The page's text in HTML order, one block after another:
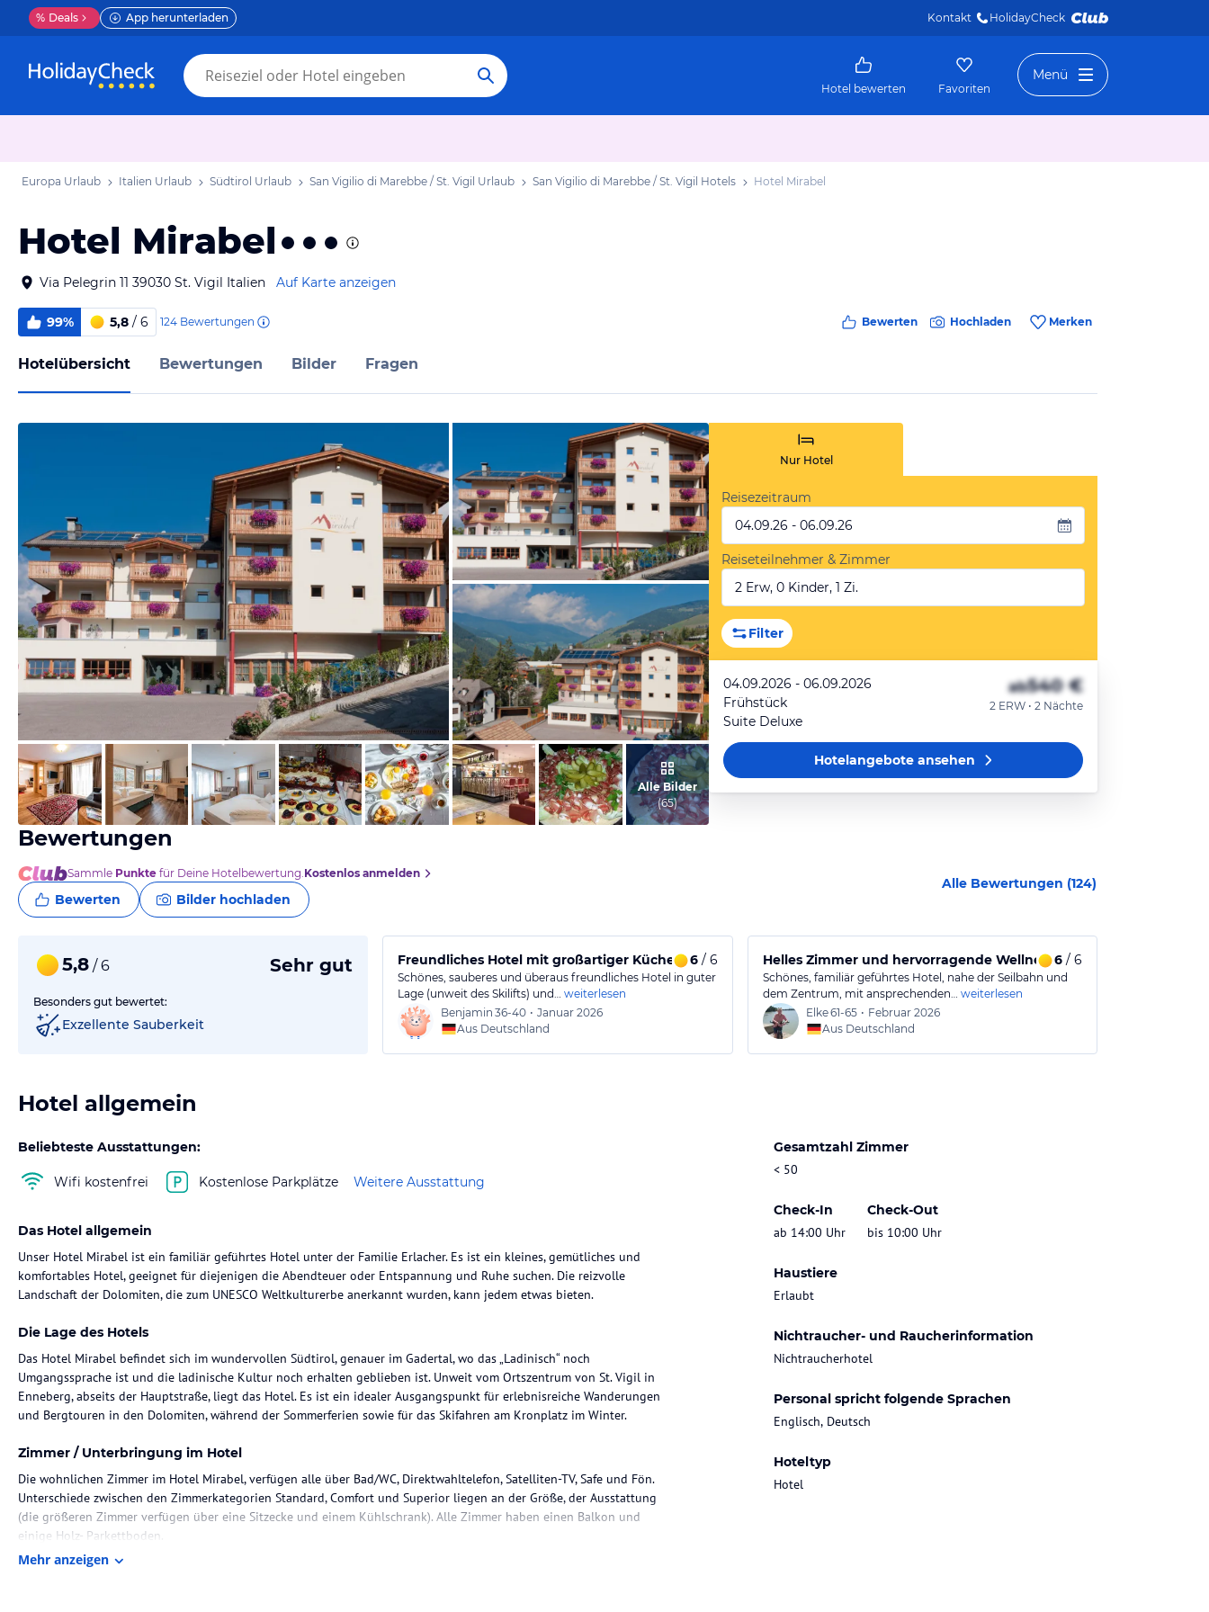
% Deals App herunterladen Kontakt HolidayCheck
Hotel bewerten Favoriten
Menü
Europa Urlaub Italien Urlaub Südtirol Urlaub San Vigilio di Marebbe / St. Vigil Urlaub San Vigilio di Marebbe / St. Vigil Hotels Hotel Mirabel
Hotel Mirabel
Via Pelegrin 11 39030 St. Vigil Italien Auf Karte anzeigen
99% 5,8 / 6 124 Bewertungen Bewerten Hochladen Merken
Hotelübersicht Bewertungen Bilder Fragen
vom Hotelier, Juli 2013
vom Hotelier, Juli 2013
vom Hotelier, Juli 2013
Alle Bilder
(65)
Nur Hotel
Reisezeitraum
04.09.26 - 06.09.26
Reiseteilnehmer & Zimmer
2 Erw, 0 Kinder, 1 Zi.
Filter
04.09.2026 - 06.09.2026
Frühstück
Suite Deluxe
ab540 €
2 ERW • 2 Nächte
Hotelangeboteansehen
Bewertungen
Sammle Punkte für Deine Hotelbewertung.Kostenlos anmelden
Bewerten Bilder hochladen
Alle Bewertungen (124)
5,8 / 6 Sehr gut
Besonders gut bewertet:
Exzellente Sauberkeit
Freundliches Hotel mit großartiger Küche und schönen Zimmern
6/ 6
Schönes, sauberes und überaus freundliches Hotel in guter
Lage (unweit des Skilifts) und… weiterlesen
Benjamin 36-40 • Januar 2026
Aus Deutschland
Helles Zimmer und hervorragende Wellnessbereiche in zentraler
6/ 6
Schönes, familiär geführtes Hotel, nahe der Seilbahn und
dem Zentrum, mit ansprechenden… weiterlesen
Elke61-65 • Februar 2026
Aus Deutschland
Hotel allgemein
Beliebteste Ausstattungen:
Wifi kostenfrei Kostenlose Parkplätze Weitere Ausstattung
Gesamtzahl Zimmer
< 50
Check-In
ab 14:00 Uhr
Check-Out
bis 10:00 Uhr
Haustiere
Erlaubt
Nichtraucher- und Raucherinformation
Nichtraucherhotel
Personal spricht folgende Sprachen
Englisch, Deutsch
Hoteltyp
Hotel
Das Hotel allgemein
Unser Hotel Mirabel ist ein familiär geführtes Hotel unter der Familie Erlacher. Es ist ein kleines, gemütliches und
komfortables Hotel, geeignet für diejenigen die Abendteuer oder Entspannung und Ruhe suchen. Die reizvolle
Landschaft der Dolomiten, die zum UNESCO Weltkulturerbe anerkannt wurden, kann jedem etwas bieten.
Die Lage des Hotels
Das Hotel Mirabel befindet sich im wundervollen Südtirol, genauer im Gadertal, wo das „Ladinisch“ noch
Umgangssprache ist und die ladinische Kultur noch erhalten geblieben ist. Unweit vom Ortszentrum von St. Vigil in
Enneberg, abseits der Hauptstraße, liegt das Hotel. Es ist ein idealer Ausgangspunkt für erlebnisreiche Wanderungen
und Bergtouren in den Dolomiten, während der Sommerferien sowie für das Skifahren am Kronplatz im Winter.
Zimmer / Unterbringung im Hotel
Die wohnlichen Zimmer im Hotel Mirabel, verfügen alle über Bad/WC, Direktwahltelefon, Satelliten-TV, Safe und Fön.
Unterschiede zwischen den Zimmerkategorien Standard, Comfort und Superior liegen an der Größe, der Ausstattung
(die größeren Zimmer verfügen über eine Sitzecke und einem Kühlschrank). Alle Zimmer haben einen Balkon und
einige Holz- Parkettboden.
Mehr anzeigen